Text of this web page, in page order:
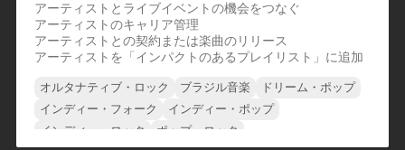
アーティストとライブイベントの機会をつなぐ
アーティストのキャリア管理
アーティストとの契約または楽曲のリリース
アーティストを「インパクトのあるプレイリスト」に追加
オルタナティブ・ロック ブラジル音楽
ドリーム・ポップ
インディー・フォーク
インディー・ポップ
インディー・ロック
ポップ・ロック